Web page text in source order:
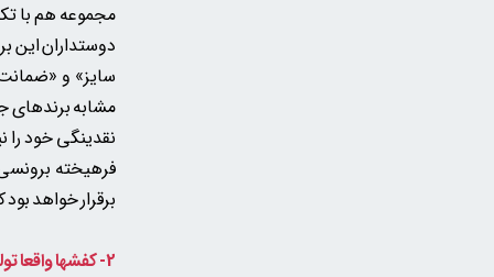
مجموعه هم با
دوستداران این
سایز» و «ضمانت
مشابه برندهای
نقدینگی خود را
فرهیخته
برقرار خواهد
2- کفشها واقعا تولید ایرانن یا از خارج وارد میشن؟